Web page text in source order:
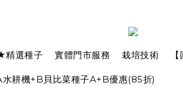
精選種子 實體門市服務 栽培技術
耕機+B貝比菜種子A+B優惠(85折)